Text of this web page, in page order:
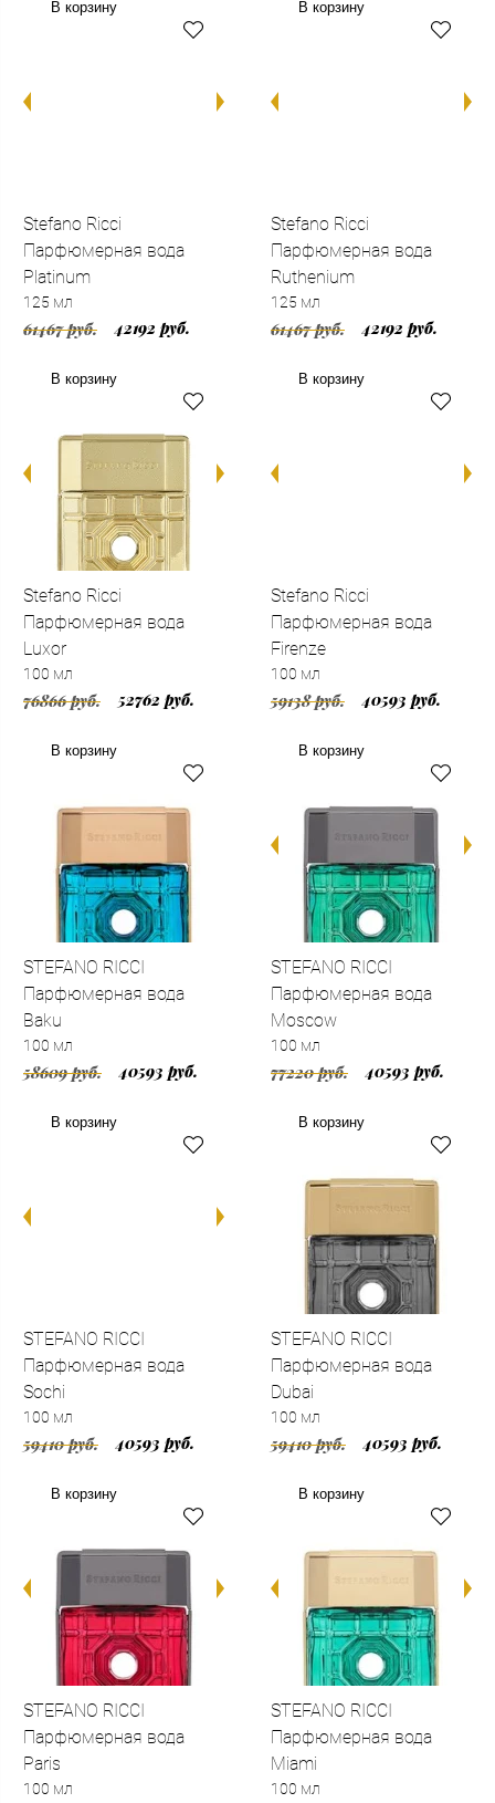
В корзину В корзину
Stefano Ricci
Парфюмерная вода
Platinum
125 мл
61467 руб. 42192 руб.
В корзину
Stefano Ricci
Парфюмерная вода
Ruthenium
125 мл
61467 руб. 42192 руб.
В корзину
Stefano Ricci
Парфюмерная вода
Luxor
100 мл
76866 руб. 52762 руб.
В корзину
Stefano Ricci
Парфюмерная вода
Firenze
100 мл
59138 руб. 40593 руб.
В корзину
STEFANO RICCI
Парфюмерная вода
Baku
100 мл
58609 руб. 40593 руб.
В корзину
STEFANO RICCI
Парфюмерная вода
Moscow
100 мл
77220 руб. 40593 руб.
В корзину
STEFANO RICCI
Парфюмерная вода
Sochi
100 мл
59410 руб. 40593 руб.
В корзину
STEFANO RICCI
Парфюмерная вода
Dubai
100 мл
59410 руб. 40593 руб.
В корзину
STEFANO RICCI
Парфюмерная вода
Paris
100 мл
STEFANO RICCI
Парфюмерная вода
Miami
100 мл